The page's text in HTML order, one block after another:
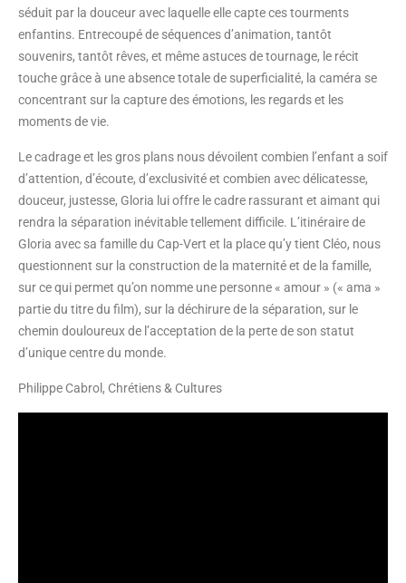
séduit par la douceur avec laquelle elle capte ces tourments
enfantins. Entrecoupé de séquences d’animation, tantôt
souvenirs, tantôt rêves, et même astuces de tournage, le récit
touche grâce à une absence totale de superficialité, la caméra se
concentrant sur la capture des émotions, les regards et les
moments de vie.
Le cadrage et les gros plans nous dévoilent combien l’enfant a soif
d’attention, d’écoute, d’exclusivité et combien avec délicatesse,
douceur, justesse, Gloria lui offre le cadre rassurant et aimant qui
rendra la séparation inévitable tellement difficile. L’itinéraire de
Gloria avec sa famille du Cap-Vert et la place qu’y tient Cléo, nous
questionnent sur la construction de la maternité et de la famille,
sur ce qui permet qu’on nomme une personne « amour » (« ama »
partie du titre du film), sur la déchirure de la séparation, sur le
chemin douloureux de l’acceptation de la perte de son statut
d’unique centre du monde.
Philippe Cabrol, Chrétiens & Cultures